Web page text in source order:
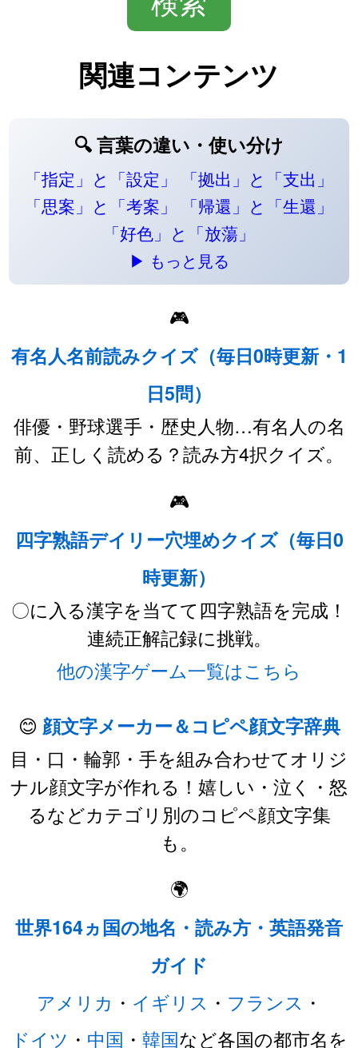
関連コンテンツ
🔍 言葉の違い・使い分け
「指定」と「設定」
「拠出」と「支出」
「思案」と「考案」
「帰還」と「生還」
「好色」と「放蕩」
▶ もっと見る
🎮
有名人名前読みクイズ（毎日0時更新・1
日5問）
俳優・野球選手・歴史人物…有名人の名
前、正しく読める？読み方4択クイズ。
🎮
四字熟語デイリー穴埋めクイズ（毎日0
時更新）
〇に入る漢字を当てて四字熟語を完成！
連続正解記録に挑戦。
他の漢字ゲーム一覧はこちら
😊 顔文字メーカー＆コピペ顔文字辞典
目・口・輪郭・手を組み合わせてオリジ
ナル顔文字が作れる！嬉しい・泣く・怒
るなどカテゴリ別のコピペ顔文字集
も。
🌍
世界164ヵ国の地名・読み方・英語発音
ガイド
アメリカ ・ イギリス ・ フランス ・
ドイツ ・ 中国 ・ 韓国など各国の都市名を